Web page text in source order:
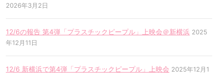
2026年3月2日
12/6の報告 第4弾「プラスチックピープル」上映会＠新横浜 2025
年12月11日
12/6 新横浜で第4弾「プラスチックピープル」上映会 2025年12月1